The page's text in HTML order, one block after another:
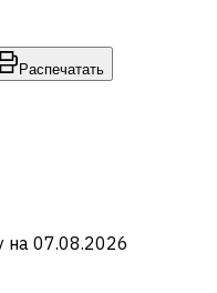
Распечатать
на 07.08.2026